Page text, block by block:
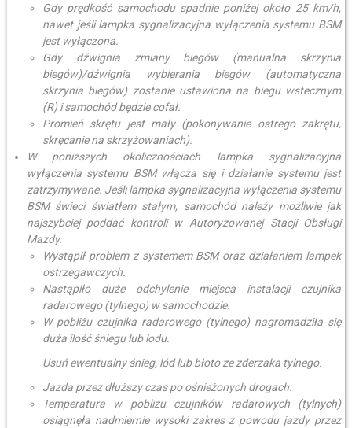
Gdy prędkość samochodu spadnie poniżej około 25 km/h,
nawet jeśli lampka sygnalizacyjna wyłączenia systemu BSM
jest wyłączona.
Gdy dźwignia zmiany biegów (manualna skrzynia
biegów)/dźwignia wybierania biegów (automatyczna
skrzynia biegów) zostanie ustawiona na biegu wstecznym
(R) i samochód będzie cofał.
Promień skrętu jest mały (pokonywanie ostrego zakrętu,
skręcanie na skrzyżowaniach).
W poniższych okolicznościach lampka sygnalizacyjna
wyłączenia systemu BSM włącza się i działanie systemu jest
zatrzymywane. Jeśli lampka sygnalizacyjna wyłączenia systemu
BSM świeci światłem stałym, samochód należy możliwie jak
najszybciej poddać kontroli w Autoryzowanej Stacji Obsługi
Mazdy.
Wystąpił problem z systemem BSM oraz działaniem lampek
ostrzegawczych.
Nastąpiło duże odchylenie miejsca instalacji czujnika
radarowego (tylnego) w samochodzie.
W pobliżu czujnika radarowego (tylnego) nagromadziła się
duża ilość śniegu lub lodu.
Usuń ewentualny śnieg, lód lub błoto ze zderzaka tylnego.
Jazda przez dłuższy czas po ośnieżonych drogach.
Temperatura w pobliżu czujników radarowych (tylnych)
osiągnęła nadmiernie wysoki zakres z powodu jazdy przez